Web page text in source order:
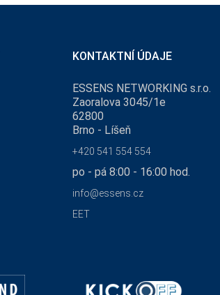
KONTAKTNÍ ÚDAJE
ESSENS NETWORKING s.r.o.
Zaoralova 3045/1e
62800
Brno - Líšeň
+420 541 554 554
po - pá 8:00 - 16:00 hod.
info@essens.cz
EET